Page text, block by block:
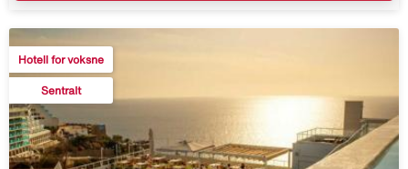
Hotell for voksne
Sentralt